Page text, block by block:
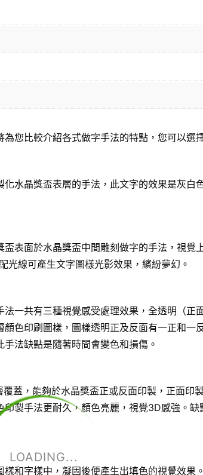
LOADING...
您比較介紹各式做字手法的特點，您可以選
水晶獎盃表層的手法，此文字的效果是灰
表面於水晶獎盃中間雕刻做字的手法，視
線可產生文字圖樣光影效果，繽紛夢幻。
一共有三種視覺感受處理效果，全透明（
色印刷圖樣，圖樣透明正及反面有一正和
法缺點是隨著時間會變色和損傷。
蓋，能夠於水晶獎盃正或反面印製，正面印
製手法更耐久，顏色亮麗，視覺3D感強。
和字樣中，凝固後便產生出填色的視覺效果